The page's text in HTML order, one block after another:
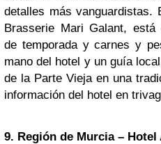
detalles más vanguardistas.
Brasserie Mari Galant, está
de temporada y carnes y
mano del hotel y un guía
de la Parte Vieja en una
información del hotel en
9. Región de Murcia– Hotel